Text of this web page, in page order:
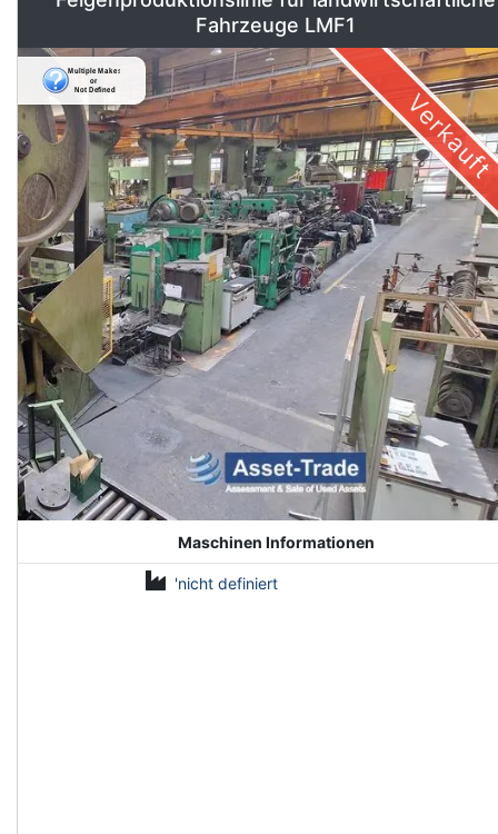
Fahrzeuge LMF1
Verkauft
Maschinen Informationen
'nicht definiert